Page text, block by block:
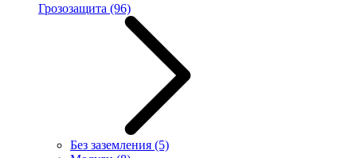
Грозозащита (96)
Без заземления (5)